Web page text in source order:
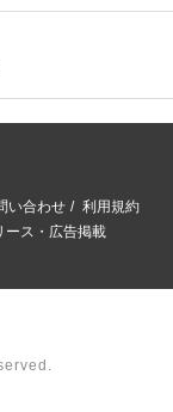
い合わせ
利用規約
ース・広告掲載